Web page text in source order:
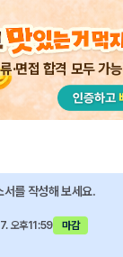
·면접 합격 모두 가능
서 내 작성목록
얼 아티스트 과정
서를 작성해 보세요.
오후11:59
마감